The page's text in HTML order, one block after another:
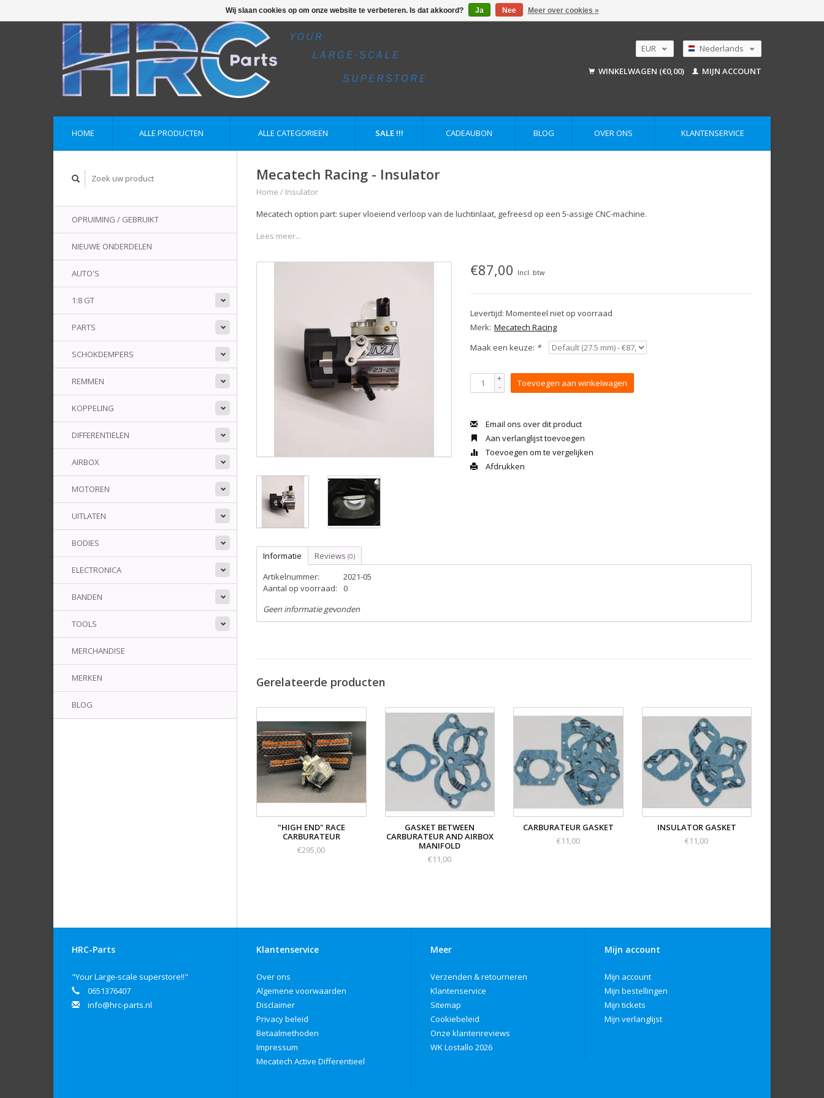
EUR
USD
Nederlands
English
WINKELWAGEN (€0,00) MIJN ACCOUNT
HOME ALLE PRODUCTEN ALLE CATEGORIEËN SALE !!! CADEAUBON BLOG OVER ONS KLANTENSERVICE
OPRUIMING / GEBRUIKT
NIEUWE ONDERDELEN
AUTO'S
1:8 GT
PARTS
SCHOKDEMPERS
REMMEN
KOPPELING
DIFFERENTIELEN
AIRBOX
MOTOREN
UITLATEN
BODIES
ELECTRONICA
BANDEN
TOOLS
MERCHANDISE
MERKEN
BLOG
Mecatech Racing - Insulator
Home / Insulator
Mecatech option part: super vloeiend verloop van de luchtinlaat, gefreesd op een 5-assige CNC-machine.
Lees meer...
€87,00 Incl. btw
Levertijd: Momenteel niet op voorraad
Merk: Mecatech Racing
Maak een keuze: *
+
- Toevoegen aan winkelwagen
Email ons over dit product
Aan verlanglijst toevoegen
Toevoegen om te vergelijken
Afdrukken
Informatie Reviews (0)
Artikelnummer:
2021-05
Aantal op voorraad:
0
Geen informatie gevonden
Gerelateerde producten
"HIGH END" RACE
CARBURATEUR
€295,00
GASKET BETWEEN
CARBURATEUR AND AIRBOX
MANIFOLD
€11,00
CARBURATEUR GASKET
€11,00
INSULATOR GASKET
€11,00
HRC-Parts
"Your Large-scale superstore!!"
0651376407
info@hrc-parts.nl
Klantenservice
Over ons
Algemene voorwaarden
Disclaimer
Privacy beleid
Betaalmethoden
Impressum
Mecatech Active Differentieel
Meer
Verzenden & retourneren
Klantenservice
Sitemap
Cookiebeleid
Onze klantenreviews
WK Lostallo 2026
Mijn account
Mijn account
Mijn bestellingen
Mijn tickets
Mijn verlanglijst
Wij slaan cookies op om onze website te verbeteren. Is dat akkoord? Ja Nee Meer over cookies »